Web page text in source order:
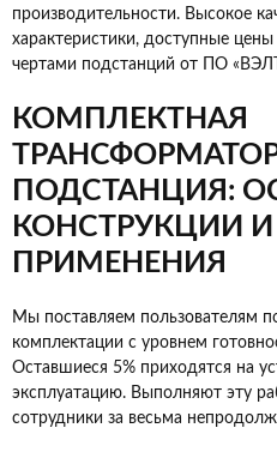
производительности. Высокое
характеристики, доступные
чертами подстанций от ПО
КОМПЛЕКТНАЯ
ПОДСТАНЦИЯ:
КОНСТРУКЦИИ И
ПРИМЕНЕНИЯ
Мы поставляем пользователям
комплектации с уровнем
Оставшиеся 5% приходятся на
эксплуатацию. Выполняют эту
сотрудники за весьма